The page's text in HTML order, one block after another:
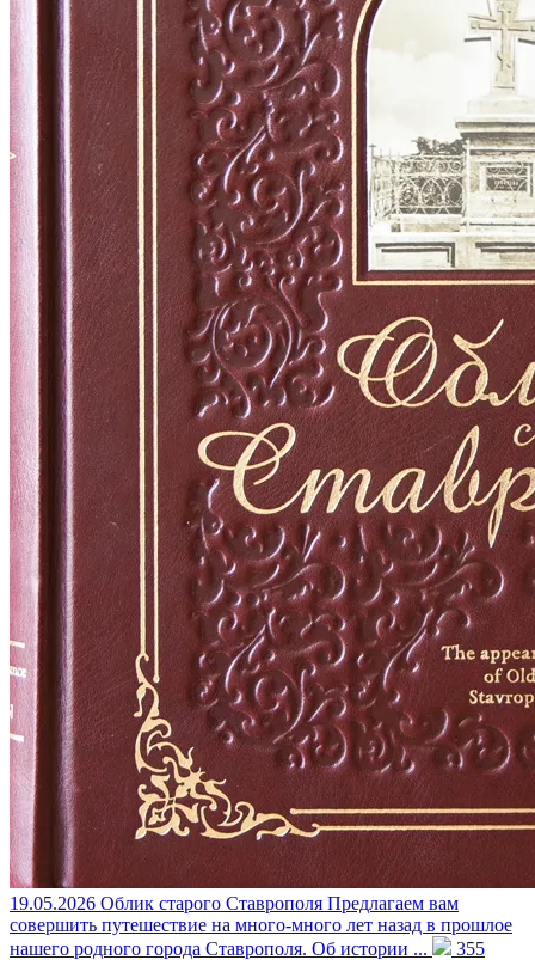
19.05.2026 Облик старого Ставрополя Предлагаем вам
совершить путешествие на много-много лет назад в прошлое
нашего родного города Ставрополя. Об истории ...
355